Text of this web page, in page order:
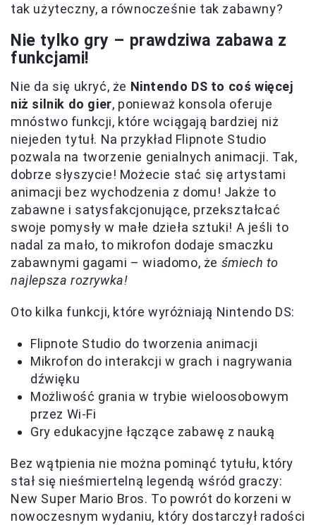
tak użyteczny, a równocześnie tak zabawny?
Nie tylko gry – prawdziwa zabawa z
funkcjami!
Nie da się ukryć, że Nintendo DS to coś więcej
niż silnik do gier, ponieważ konsola oferuje
mnóstwo funkcji, które wciągają bardziej niż
niejeden tytuł. Na przykład Flipnote Studio
pozwala na tworzenie genialnych animacji. Tak,
dobrze słyszycie! Możecie stać się artystami
animacji bez wychodzenia z domu! Jakże to
zabawne i satysfakcjonujące, przekształcać
swoje pomysły w małe dzieła sztuki! A jeśli to
nadal za mało, to mikrofon dodaje smaczku
zabawnymi gagami – wiadomo, że śmiech to
najlepsza rozrywka!
Oto kilka funkcji, które wyróżniają Nintendo DS:
Flipnote Studio do tworzenia animacji
Mikrofon do interakcji w grach i nagrywania
dźwięku
Możliwość grania w trybie wieloosobowym
przez Wi-Fi
Gry edukacyjne łączące zabawę z nauką
Bez wątpienia nie można pominąć tytułu, który
stał się nieśmiertelną legendą wśród graczy:
New Super Mario Bros. To powrót do korzeni w
nowoczesnym wydaniu, który dostarczył radości